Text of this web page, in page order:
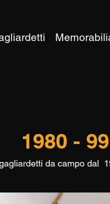
1980 - 99
da campo dal